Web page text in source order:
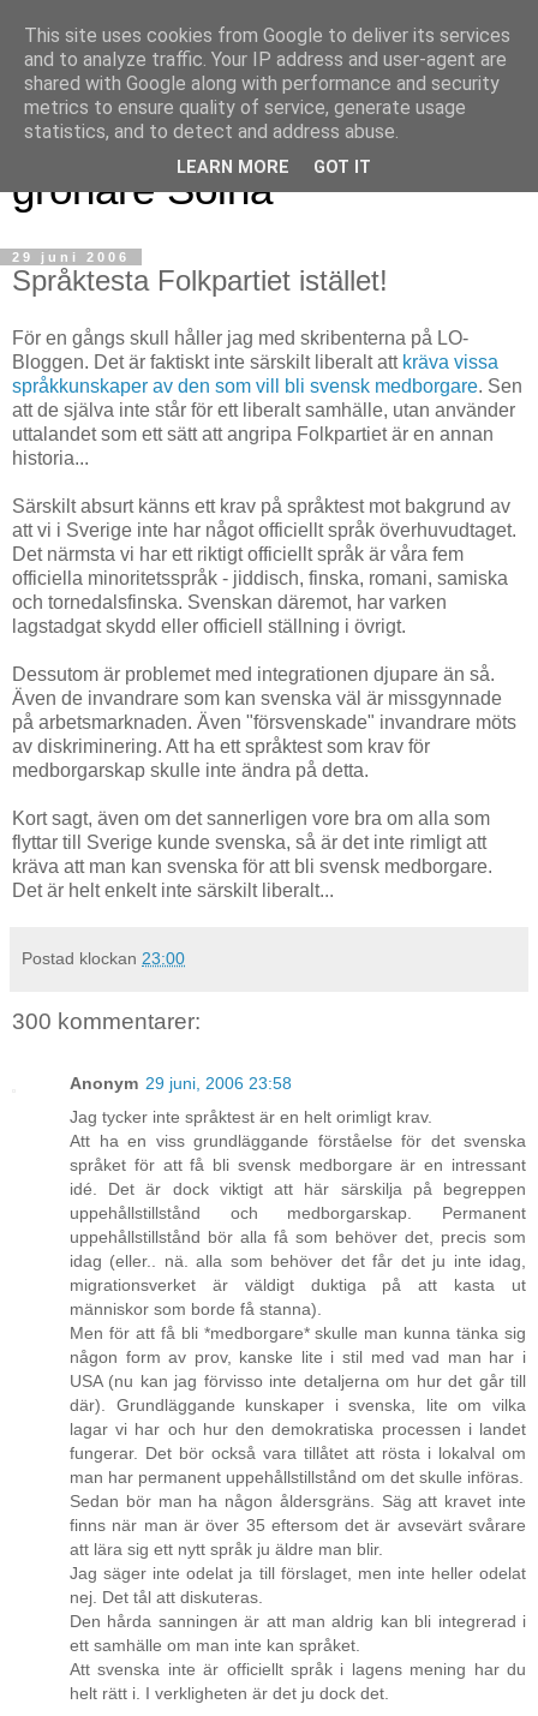
Magnus blogg - för ett
grönare Solna
29 juni 2006
Språktesta Folkpartiet istället!
För en gångs skull håller jag med skribenterna på LO-
Bloggen. Det är faktiskt inte särskilt liberalt att kräva vissa
språkkunskaper av den som vill bli svensk medborgare. Sen
att de själva inte står för ett liberalt samhälle, utan använder
uttalandet som ett sätt att angripa Folkpartiet är en annan
historia...
Särskilt absurt känns ett krav på språktest mot bakgrund av
att vi i Sverige inte har något officiellt språk överhuvudtaget.
Det närmsta vi har ett riktigt officiellt språk är våra fem
officiella minoritetsspråk - jiddisch, finska, romani, samiska
och tornedalsfinska. Svenskan däremot, har varken
lagstadgat skydd eller officiell ställning i övrigt.
Dessutom är problemet med integrationen djupare än så.
Även de invandrare som kan svenska väl är missgynnade
på arbetsmarknaden. Även "försvenskade" invandrare möts
av diskriminering. Att ha ett språktest som krav för
medborgarskap skulle inte ändra på detta.
Kort sagt, även om det sannerligen vore bra om alla som
flyttar till Sverige kunde svenska, så är det inte rimligt att
kräva att man kan svenska för att bli svensk medborgare.
Det är helt enkelt inte särskilt liberalt...
Postad klockan 23:00
300 kommentarer:
Anonym 29 juni, 2006 23:58
Jag tycker inte språktest är en helt orimligt krav.
Att ha en viss grundläggande förståelse för det svenska
språket för att få bli svensk medborgare är en intressant
idé. Det är dock viktigt att här särskilja på begreppen
uppehållstillstånd och medborgarskap. Permanent
uppehållstillstånd bör alla få som behöver det, precis som
idag (eller.. nä. alla som behöver det får det ju inte idag,
migrationsverket är väldigt duktiga på att kasta ut
människor som borde få stanna).
Men för att få bli *medborgare* skulle man kunna tänka sig
någon form av prov, kanske lite i stil med vad man har i
USA (nu kan jag förvisso inte detaljerna om hur det går till
där). Grundläggande kunskaper i svenska, lite om vilka
lagar vi har och hur den demokratiska processen i landet
fungerar. Det bör också vara tillåtet att rösta i lokalval om
man har permanent uppehållstillstånd om det skulle införas.
Sedan bör man ha någon åldersgräns. Säg att kravet inte
finns när man är över 35 eftersom det är avsevärt svårare
att lära sig ett nytt språk ju äldre man blir.
Jag säger inte odelat ja till förslaget, men inte heller odelat
nej. Det tål att diskuteras.
Den hårda sanningen är att man aldrig kan bli integrerad i
ett samhälle om man inte kan språket.
Att svenska inte är officiellt språk i lagens mening har du
helt rätt i. I verkligheten är det ju dock det.
This site uses cookies from Google to deliver its services
and to analyze traffic. Your IP address and user-agent are
shared with Google along with performance and security
metrics to ensure quality of service, generate usage
statistics, and to detect and address abuse.
LEARN MORE GOT IT